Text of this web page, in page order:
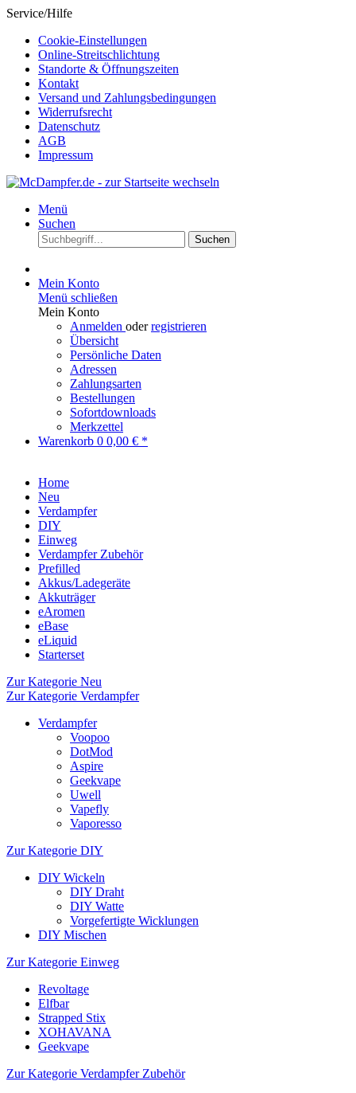
Service/Hilfe
Cookie-Einstellungen
Online-Streitschlichtung
Standorte & Öffnungszeiten
Kontakt
Versand und Zahlungsbedingungen
Widerrufsrecht
Datenschutz
AGB
Impressum
Menü
Suchen
Suchen
Mein Konto
Menü schließen
Mein Konto
Anmelden oderregistrieren
Übersicht
Persönliche Daten
Adressen
Zahlungsarten
Bestellungen
Sofortdownloads
Merkzettel
Warenkorb 0 0,00 € *
Home
Neu
Verdampfer
DIY
Einweg
Verdampfer Zubehör
Prefilled
Akkus/Ladegeräte
Akkuträger
eAromen
eBase
eLiquid
Starterset
Zur Kategorie Neu
Zur Kategorie Verdampfer
Verdampfer
Voopoo
DotMod
Aspire
Geekvape
Uwell
Vapefly
Vaporesso
Zur Kategorie DIY
DIY Wickeln
DIY Draht
DIY Watte
Vorgefertigte Wicklungen
DIY Mischen
Zur Kategorie Einweg
Revoltage
Elfbar
Strapped Stix
XOHAVANA
Geekvape
Zur Kategorie Verdampfer Zubehör